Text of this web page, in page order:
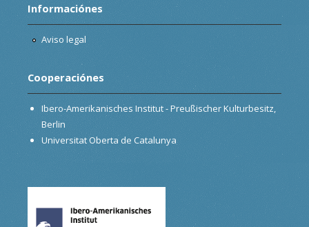
Informaciónes
Aviso legal
Cooperaciónes
Ibero-Amerikanisches Institut - Preußischer Kulturbesitz,
Berlin
Universitat Oberta de Catalunya